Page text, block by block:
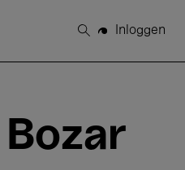
Zoeken
Inloggen
Bozar